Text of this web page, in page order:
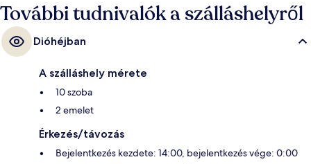
További tudnivalók a szálláshelyről
Dióhéjban
A szálláshely mérete
10 szoba
2 emelet
Érkezés/távozás
Bejelentkezés kezdete: 14:00, bejelentkezés vége: 0:00